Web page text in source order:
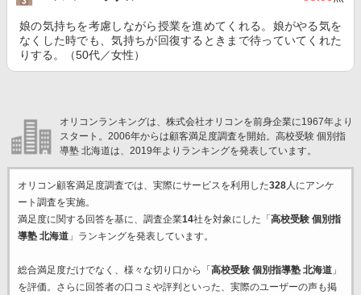
娘の気持ちを考慮しながら授業を進めてくれる。娘がやる気を
なくした時でも、気持ちが回復するときまで待っていてくれた
りする。（50代／女性）
オリコンランキングは、株式会社オリコンを前身企業に1967年より
スタート。2006年からは顧客満足度調査を開始。高校受験 個別指
導塾 北海道は、2019年よりランキングを発表しています。
オリコン顧客満足度調査では、実際にサービスを利用した328人にアンケ
ート調査を実施。
満足度に関する回答を基に、調査企業14社を対象にした「 高校受験 個別指
導塾 北海道」ランキングを発表しています。
総合満足度だけでなく、様々な切り口から「 高校受験 個別指導塾 北海道」
を評価。さらに回答者の口コミや評判といった、実際のユーザーの声も掲